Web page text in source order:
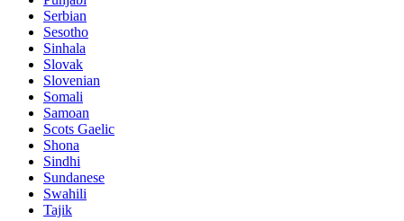
Serbian
Sesotho
Sinhala
Slovak
Slovenian
Somali
Samoan
Scots Gaelic
Shona
Sindhi
Sundanese
Swahili
Tajik